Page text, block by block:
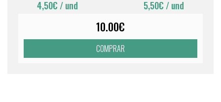
4,50€ / und
5,50€ / und
10.00€
COMPRAR